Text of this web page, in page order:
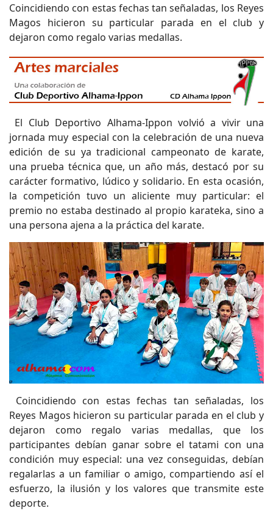
Coincidiendo con estas fechas tan señaladas, los Reyes
Magos hicieron su particular parada en el club y
dejaron como regalo varias medallas.
El Club Deportivo Alhama-Ippon volvió a vivir una
jornada muy especial con la celebración de una nueva
edición de su ya tradicional campeonato de karate,
una prueba técnica que, un año más, destacó por su
carácter formativo, lúdico y solidario. En esta ocasión,
la competición tuvo un aliciente muy particular: el
premio no estaba destinado al propio karateka, sino a
una persona ajena a la práctica del karate.
Coincidiendo con estas fechas tan señaladas, los
Reyes Magos hicieron su particular parada en el club y
dejaron como regalo varias medallas, que los
participantes debían ganar sobre el tatami con una
condición muy especial: una vez conseguidas, debían
regalarlas a un familiar o amigo, compartiendo así el
esfuerzo, la ilusión y los valores que transmite este
deporte.